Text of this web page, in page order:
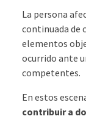
La persona
continuada de
elementos
ocurrido ante
competentes.
En estos
contribuir a